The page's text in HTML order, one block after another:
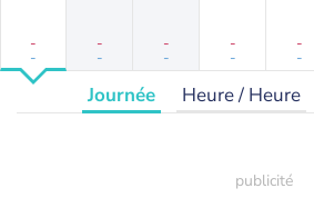
-
-
-
-
-
-
-
-
-
-
Journée Heure / Heure